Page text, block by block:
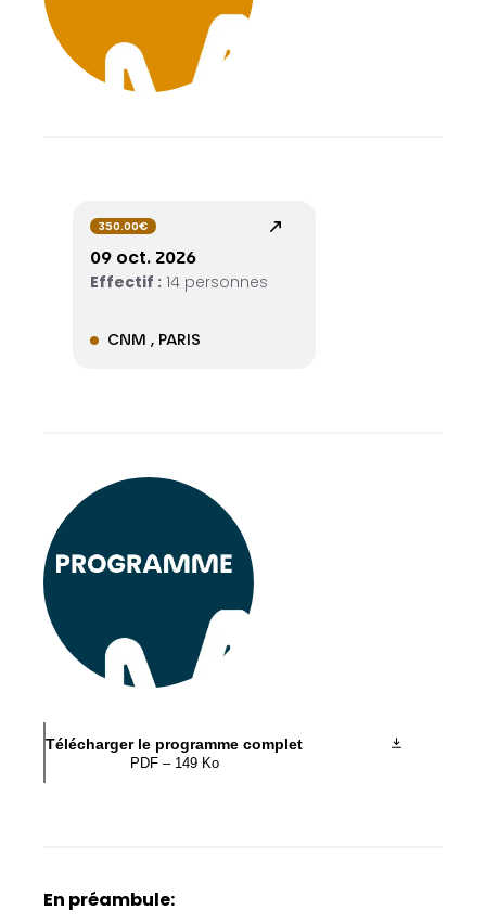
350.00€
09 oct. 2026
Effectif : 14 personnes
CNM , PARIS
Télécharger le programme complet
PDF – 149 Ko
En préambule: